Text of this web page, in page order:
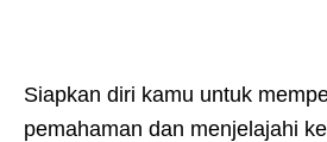
Siapkan diri kamu untuk
pemahaman dan menjelajahi